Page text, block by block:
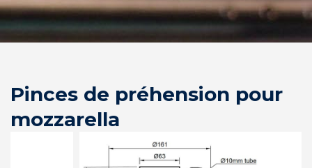
Pinces de préhension pour
mozzarella